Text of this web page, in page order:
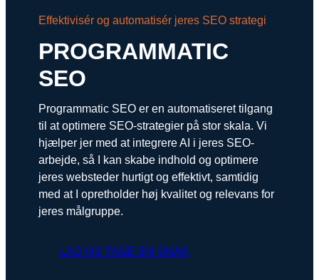
Snapchat annoncering
LinkedIn annoncering
Pinterest annoncering
PAID SEARCH
Google Ads
Display annoncering
YouTube annoncering
Effektivisér og automatisér jeres SEO strategi
PROGRAMMATIC
SEO
Programmatic SEO er en automatiseret tilgang
til at optimere SEO-strategier på stor skala. Vi
hjælper jer med at integrere AI i jeres SEO-
arbejde, så I kan skabe indhold og optimere
jeres websteder hurtigt og effektivt, samtidig
med at I opretholder høj kvalitet og relevans for
jeres målgruppe.
LAD OS TAGE EN SNAK